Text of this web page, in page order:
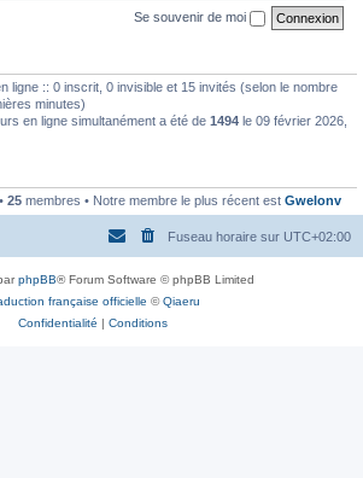
Se souvenir de moi
ligne :: 0 inscrit, 0 invisible et 15 invités (selon le nombre
minutes)
en ligne simultanément a été de 1494 le 09 février 2026,
25 membres • Notre membre le plus récent est Gwelonv
Fuseau horaire sur UTC+02:00
phpBB® Forum Software © phpBB Limited
française officielle ©Qiaeru
Confidentialité | Conditions